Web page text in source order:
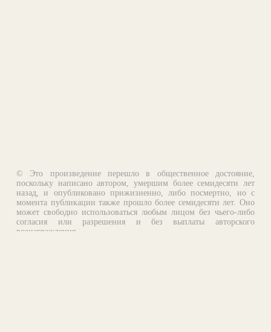
© Это произведение перешло в общественное достояние,
поскольку написано автором, умершим более семидесяти лет
назад, и опубликовано прижизненно, либо посмертно, но с
момента публикации также прошло более семидесяти лет. Оно
может свободно использоваться любым лицом без чьего-либо
согласия или разрешения и без выплаты авторского
вознаграждения.